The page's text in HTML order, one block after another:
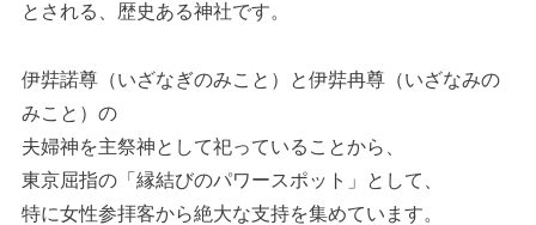
とされる、歴史ある神社です。
伊弉諾尊（いざなぎのみこと）と伊弉冉尊（いざなみの
みこと）の
夫婦神を主祭神として祀っていることから、
東京屈指の「縁結びのパワースポット」として、
特に女性参拝客から絶大な支持を集めています。